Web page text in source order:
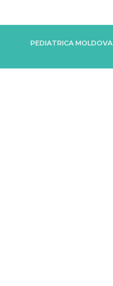
PEDIATRICA MOLDOVA